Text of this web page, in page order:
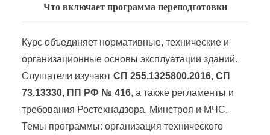
Что включает программа переподготовки
Курс объединяет нормативные, технические и
организационные основы эксплуатации зданий.
Слушатели изучают СП 255.1325800.2016, СП
73.13330, ПП РФ № 416, а также регламенты и
требования Ростехнадзора, Минстроя и МЧС.
Темы программы: организация технического